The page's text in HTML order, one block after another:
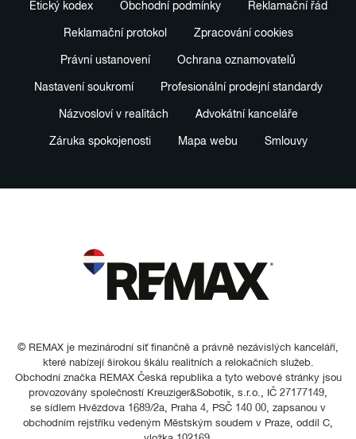
Etický kodex Obchodní podmínky Reklamační řád
Reklamační protokol Zpracování cookies
Právní ustanovení Ochrana oznamovatelů
Nastavení soukromí Profesionální prodejní standardy
Názvosloví v realitách Advokátní kanceláře
Záruka spokojenosti Mapa webu Smlouvy
© REMAX je mezinárodní síť finančně a právně nezávislých kanceláří,
které nabízejí širokou škálu realitních a relokačních služeb.
Obchodní značka REMAX Česká republika a tyto webové stránky jsou
provozovány společností Kreuziger&Sobotik, s.r.o., IČ 27177149,
se sídlem Hvězdova 1689/2a, Praha 4, PSČ 140 00, zapsanou v
obchodním rejstříku vedeným Městským soudem v Praze, oddíl C,